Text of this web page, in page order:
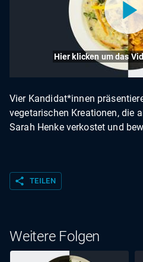
Hier klicken um das
Vier Kandidat*innen
vegetarischen Kreationen, die
Sarah Henke verkostet und
share TEILEN
Weitere Folgen